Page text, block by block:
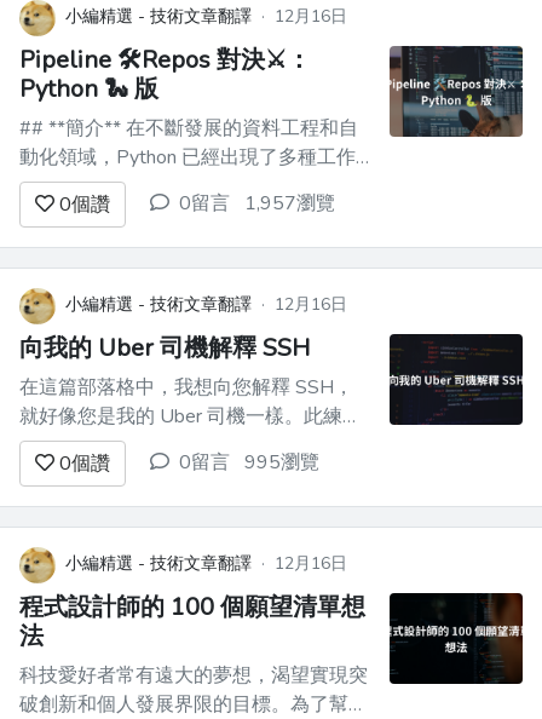
架？無論如何，ChatGPT / LLM ...
小編精選 - 技術文章翻譯 · 12月16日
Pipeline 🛠️Repos 對決⚔️：
Python 🐍 版
## **簡介** 在不斷發展的資料工程和自
動化領域，Python 已經出現了多種工作
流程編排器。在本文中，我將介紹 6 個
Python 函式庫及其一些主要功能。 ![介紹
GIF](https://dev-to-
uploads.s3.amazonaws.com/uploads/art...
0個讚 0留言 1,957瀏覽
小編精選 - 技術文章翻譯 · 12月16日
向我的 Uber 司機解釋 SSH
在這篇部落格中，我想向您解釋 SSH，
就好像您是我的 Uber 司機一樣。此練習
的目的是假裝您以前沒有 SSH 經驗，甚
至沒有太多一般技術知識，並讓您達到以
下目標： 1. 不要害怕「SSH」這個模糊
的術語，因為你腦子裡有一個具體的形
象。 2. 了解業界級開發人員如何使用
SSH來測試程式碼...
0個讚 0留言 995瀏覽
小編精選 - 技術文章翻譯 · 12月16日
程式設計師的 100 個願望清單想
法
科技愛好者常有遠大的夢想，渴望實現突
破創新和個人發展界限的目標。為了幫助